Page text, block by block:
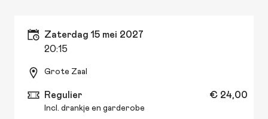
zaterdag 15 mei 2027
20:15
Grote Zaal
Regulier € 24,00
Incl. drankje en garderobe